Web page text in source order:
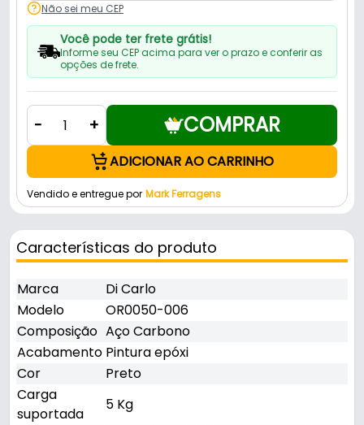
Não sei meu CEP
Você pode ter frete grátis!
Informe seu CEP acima para ver o prazo e conferir as
opções de frete.
- + COMPRAR
ADICIONAR AO CARRINHO
Vendido e entregue por Mark Ferragens
Características do produto
Marca
Di Carlo
Modelo
OR0050-006
Composição Aço Carbono
Acabamento Pintura epóxi
Cor
Preto
Carga
suportada
5 Kg